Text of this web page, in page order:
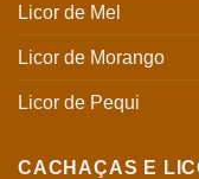
Licor de Mel
Licor de Morango
Licor de Pequi
CACHAÇAS E